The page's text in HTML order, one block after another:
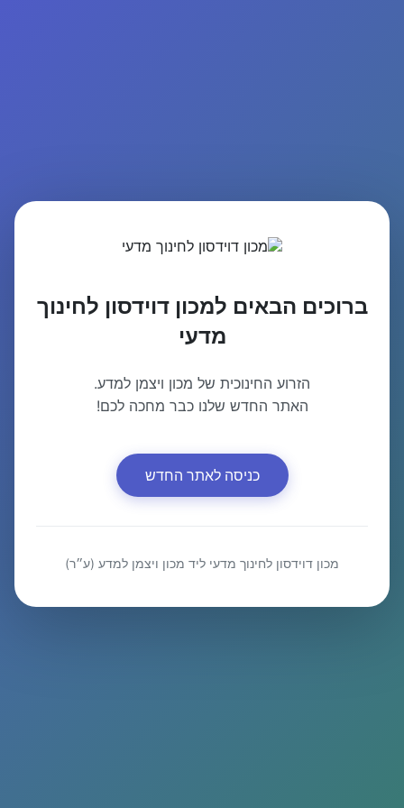
ברוכים הבאים למכון דוידסון לחינוך
מדעי
הזרוע החינוכית של מכון ויצמן למדע.
האתר החדש שלנו כבר מחכה לכם!
כניסה לאתר החדש
מכון דוידסון לחינוך מדעי ליד מכון ויצמן למדע (ע״ר)